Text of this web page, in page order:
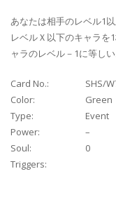
あなたは相手のレベル1
レベルＸ以下のキャラを
ャラのレベル－1に等しい
Card No.: SHS/
Color:
Green
Type:
Event
Power:
–
Soul:
0
Triggers: